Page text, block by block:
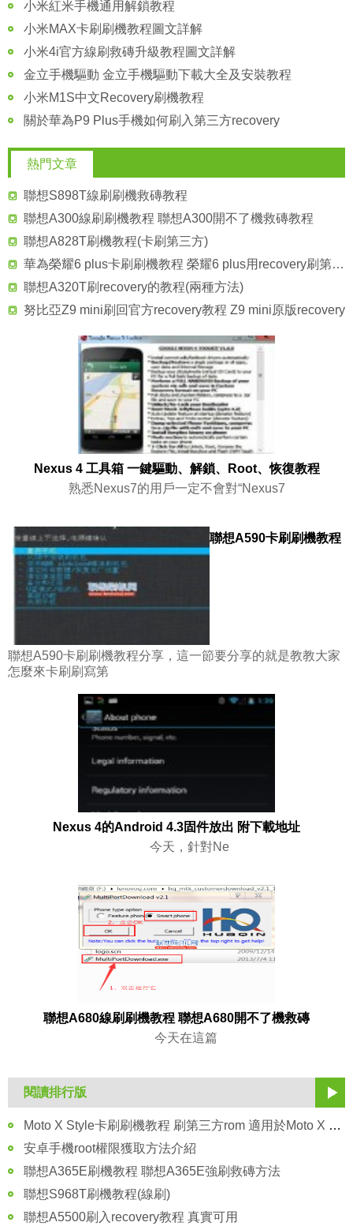
小米紅米手機通用解鎖教程
小米MAX卡刷刷機教程圖文詳解
小米4i官方線刷救磚升級教程圖文詳解
金立手機驅動 金立手機驅動下載大全及安裝教程
小米M1S中文Recovery刷機教程
關於華為P9 Plus手機如何刷入第三方recovery
熱門文章
聯想S898T線刷刷機救磚教程
聯想A300線刷刷機教程 聯想A300開不了機救磚教程
聯想A828T刷機教程(卡刷第三方)
華為榮耀6 plus卡刷刷機教程 榮耀6 plus用recovery刷第三方系統
聯想A320T刷recovery的教程(兩種方法)
努比亞Z9 mini刷回官方recovery教程 Z9 mini原版recovery
Nexus 4 工具箱 一鍵驅動、解鎖、Root、恢復教程
熟悉Nexus7的用戶一定不會對“Nexus7
聯想A590卡刷刷機教程
聯想A590卡刷刷機教程分享，這一節要分享的就是教教大家
怎麼來卡刷刷寫第
Nexus 4的Android 4.3固件放出 附下載地址
今天，針對Ne
聯想A680線刷刷機教程 聯想A680開不了機救磚
今天在這篇
閱讀排行版
Moto X Style卡刷刷機教程 刷第三方rom 適用於Moto X Play
安卓手機root權限獲取方法介紹
聯想A365E刷機教程 聯想A365E強刷救磚方法
聯想S968T刷機教程(線刷)
聯想A5500刷入recovery教程 真實可用